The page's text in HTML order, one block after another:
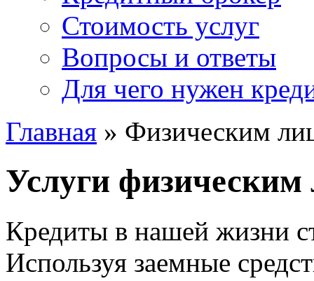
Стоимость услуг
Вопросы и ответы
Для чего нужен
Главная » Физическим
Услуги физическим
Кредиты в нашей жизни
Используя заемные